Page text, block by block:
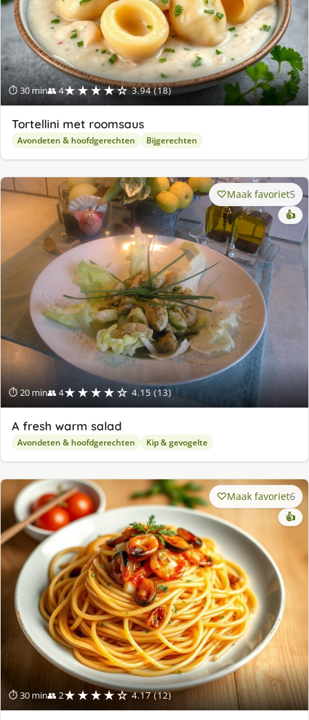
⏱ 30 min👥 4★★★★☆ 3.94 (18)
Tortellini met roomsaus
Avondeten & hoofdgerechten Bijgerechten
⏱ 20 min👥 4★★★★☆ 4.15 (13)
Maak favoriet5
👍
A fresh warm salad
Avondeten & hoofdgerechten Kip & gevogelte
⏱ 30 min👥 2★★★★☆ 4.17 (12)
Maak favoriet6
👍